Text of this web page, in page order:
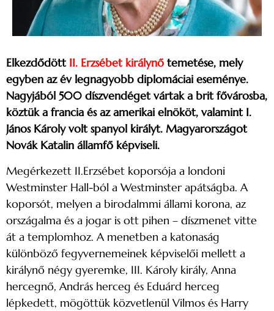
Elkezdődött II. Erzsébet királynő temetése, mely
egyben az év legnagyobb diplomáciai eseménye.
Nagyjából 500 díszvendéget vártak a brit fővárosba,
köztük a francia és az amerikai elnököt, valamint I.
János Károly volt spanyol királyt. Magyarországot
Novák Katalin államfő képviseli.
Megérkezett II.Erzsébet koporsója a londoni
Westminster Hall-ból a Westminster apátságba. A
koporsót, melyen a birodalmmi állami korona, az
országalma és a jogar is ott pihen – díszmenet vitte
át a templomhoz. A menetben a katonaság
különböző fegyvernemeinek képviselői mellett a
királynő négy gyeremke, III. Károly király, Anna
hercegnő, András herceg és Eduárd herceg
lépkedett, mögöttük közvetlenül Vilmos és Harry